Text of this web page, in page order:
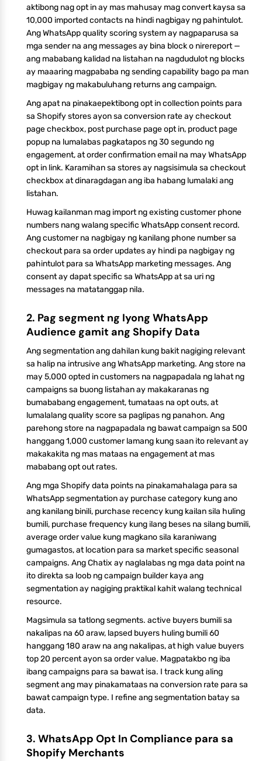
aktibong nag opt in ay mas mahusay mag convert kaysa sa
10,000 imported contacts na hindi nagbigay ng pahintulot.
Ang WhatsApp quality scoring system ay nagpaparusa sa
mga sender na ang messages ay bina block o nirereport —
ang mababang kalidad na listahan na nagdudulot ng blocks
ay maaaring magpababa ng sending capability bago pa man
magbigay ng makabuluhang returns ang campaign.
Ang apat na pinakaepektibong opt in collection points para
sa Shopify stores ayon sa conversion rate ay checkout
page checkbox, post purchase page opt in, product page
popup na lumalabas pagkatapos ng 30 segundo ng
engagement, at order confirmation email na may WhatsApp
opt in link. Karamihan sa stores ay nagsisimula sa checkout
checkbox at dinaragdagan ang iba habang lumalaki ang
listahan.
Huwag kailanman mag import ng existing customer phone
numbers nang walang specific WhatsApp consent record.
Ang customer na nagbigay ng kanilang phone number sa
checkout para sa order updates ay hindi pa nagbigay ng
pahintulot para sa WhatsApp marketing messages. Ang
consent ay dapat specific sa WhatsApp at sa uri ng
messages na matatanggap nila.
2. Pag segment ng Iyong WhatsApp
Audience gamit ang Shopify Data
Ang segmentation ang dahilan kung bakit nagiging relevant
sa halip na intrusive ang WhatsApp marketing. Ang store na
may 5,000 opted in customers na nagpapadala ng lahat ng
campaigns sa buong listahan ay makakaranas ng
bumababang engagement, tumataas na opt outs, at
lumalalang quality score sa paglipas ng panahon. Ang
parehong store na nagpapadala ng bawat campaign sa 500
hanggang 1,000 customer lamang kung saan ito relevant ay
makakakita ng mas mataas na engagement at mas
mababang opt out rates.
Ang mga Shopify data points na pinakamahalaga para sa
WhatsApp segmentation ay purchase category kung ano
ang kanilang binili, purchase recency kung kailan sila huling
bumili, purchase frequency kung ilang beses na silang bumili,
average order value kung magkano sila karaniwang
gumagastos, at location para sa market specific seasonal
campaigns. Ang Chatix ay naglalabas ng mga data point na
ito direkta sa loob ng campaign builder kaya ang
segmentation ay nagiging praktikal kahit walang technical
resource.
Magsimula sa tatlong segments. active buyers bumili sa
nakalipas na 60 araw, lapsed buyers huling bumili 60
hanggang 180 araw na ang nakalipas, at high value buyers
top 20 percent ayon sa order value. Magpatakbo ng iba
ibang campaigns para sa bawat isa. I track kung aling
segment ang may pinakamataas na conversion rate para sa
bawat campaign type. I refine ang segmentation batay sa
data.
3. WhatsApp Opt In Compliance para sa
Shopify Merchants